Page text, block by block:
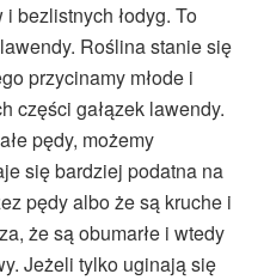
bezlistnych łodyg. To
Roślina stanie się
przycinamy młode i
części gałązek lawendy.
pędy, możemy
się bardziej podatna na
pędy albo że są kruche i
że są obumarłe i wtedy
Jeżeli tylko uginają się